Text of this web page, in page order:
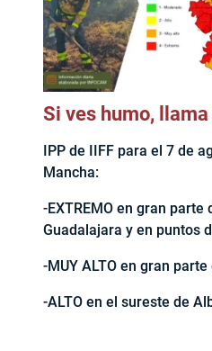
Si ves humo,
IPP de IIFF para el 7 de
Mancha:
-EXTREMO en gran parte
Guadalajara y en puntos
-MUY ALTO en gran
-ALTO en el sureste de